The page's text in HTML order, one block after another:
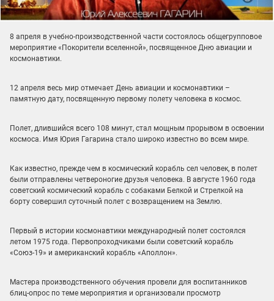
8 апреля в учебно-производственной части состоялось общегрупповое
мероприятие «Покорители вселенной», посвященное Дню авиации и
космонавтики.
12 апреля весь мир отмечает День авиации и космонавтики –
памятную дату, посвященную первому полету человека в космос.
Полет, длившийся всего 108 минут, стал мощным прорывом в освоении
космоса. Имя Юрия Гагарина стало широко известно во всем мире.
Как известно, прежде чем в космический корабль сел человек, в полет
были отправлены четвероногие друзья человека. В августе 1960 года
советский космический корабль с собаками Белкой и Стрелкой на
борту совершил суточный полет с возвращением на Землю.
Первый в истории космонавтики международный полет состоялся
летом 1975 года. Первопроходчиками были советский корабль
«Союз-19» и американский корабль «Аполлон».
Мастера производственного обучения провели для воспитанников
блиц-опрос по теме мероприятия и организовали просмотр